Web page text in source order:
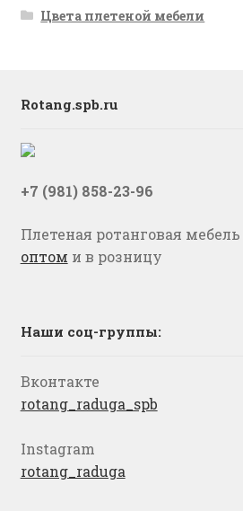
Цвета плетеной мебели
Rotang.spb.ru
+7 (981) 858-23-96
Плетеная ротанговая
оптом и в розницу
Наши соц-группы:
Вконтакте
rotang_raduga_spb
Instagram
rotang_raduga